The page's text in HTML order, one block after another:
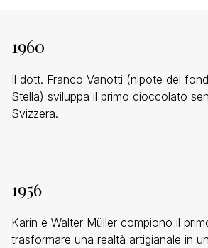
1960
Il dott. Franco Vanotti (nipote del
Stella) sviluppa il primo cioccolato
Svizzera.
1956
Karin e Walter Müller compiono il
trasformare una realtà artigianale in